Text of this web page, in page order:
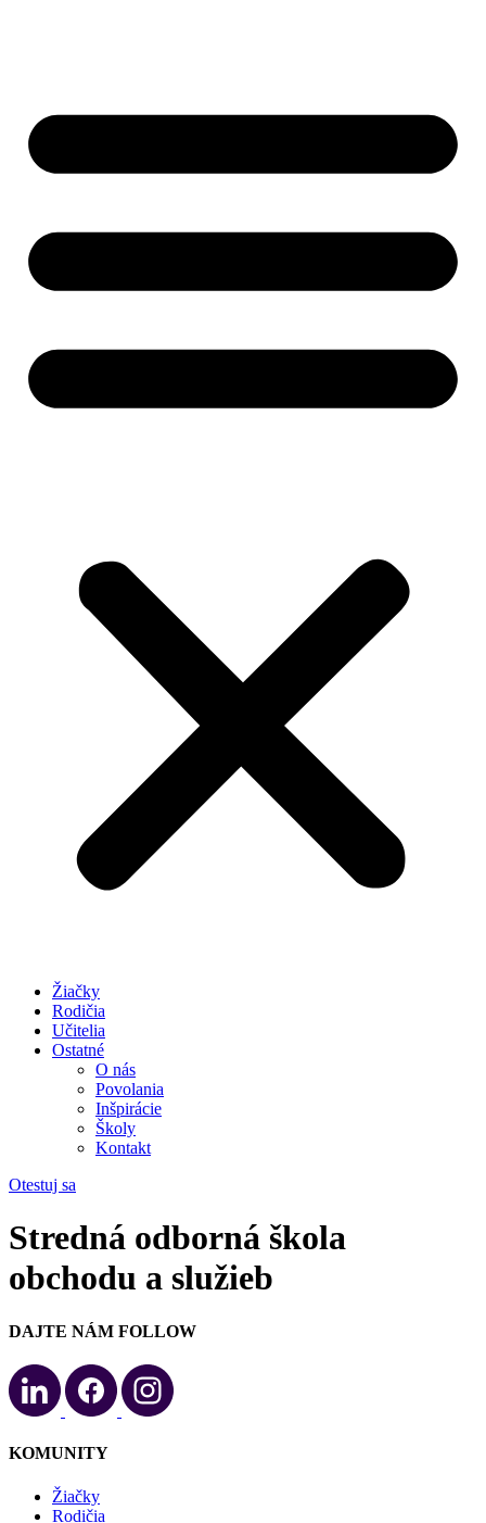
Žiačky
Rodičia
Učitelia
Ostatné
O nás
Povolania
Inšpirácie
Školy
Kontakt
Otestuj sa
Stredná odborná škola
obchodu a služieb
DAJTE NÁM FOLLOW
KOMUNITY
Žiačky
Rodičia